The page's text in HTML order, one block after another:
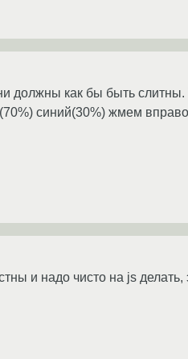
должны как бы быть слитны.
синий(30%) жмем
и надо чисто на js делать,